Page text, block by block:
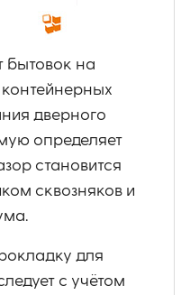
бытовок на
дверного
определяет
становится
сквозняков и
для
с учётом